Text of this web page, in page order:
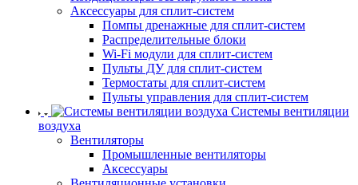
Аксессуары для сплит-систем
Помпы дренажные для сплит-систем
Распределительные блоки
Wi-Fi модули для сплит-систем
Пульты ДУ для сплит-систем
Термостаты для сплит-систем
Пульты управления для сплит-систем
Системы вентиляции
воздуха
Вентиляторы
Промышленные вентиляторы
Аксессуары